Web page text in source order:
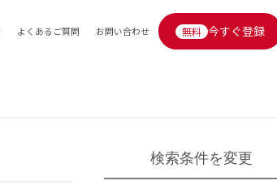
よくあるご質問 お問い合わせ 今すぐ登録
検索条件を変更